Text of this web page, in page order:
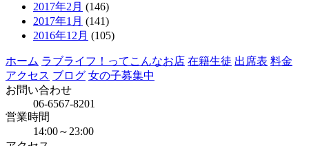
2017年2月 (146)
2017年1月 (141)
2016年12月 (105)
ホーム ラブライフ！ってこんなお店 在籍生徒 出席表 料金
アクセス ブログ 女の子募集中
お問い合わせ
06-6567-8201
営業時間
14:00～23:00